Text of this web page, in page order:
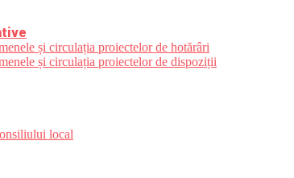
și circulația proiectelor de hotărâri
și circulația proiectelor de dispoziții
local